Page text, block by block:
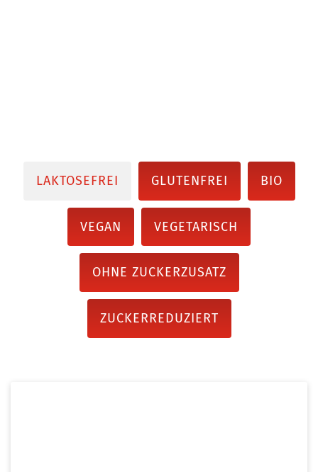
LAKTOSEFREI GLUTENFREI BIO
VEGAN VEGETARISCH
OHNE ZUCKERZUSATZ
ZUCKERREDUZIERT